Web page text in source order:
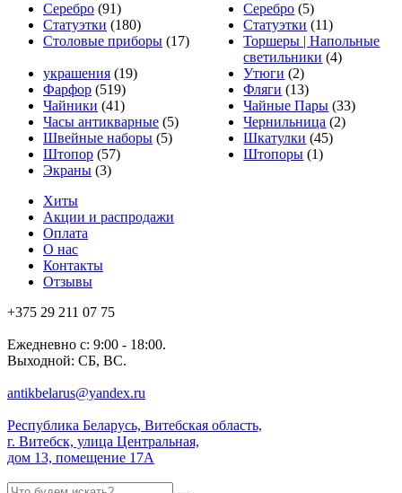
Серебро (91) Серебро (5)
Статуэтки (180) Статуэтки (11)
Столовые приборы (17)
Торшеры | Напольные
светильники (4)
украшения (19) Утюги (2)
Фарфор (519) Фляги (13)
Чайники (41) Чайные Пары (33)
Часы антикварные (5) Чернильница (2)
Швейные наборы (5) Шкатулки (45)
Штопор (57) Штопоры (1)
Экраны (3)
Хиты
Акции и распродажи
Оплата
О нас
Контакты
Отзывы
+375 29 211 07 75
Ежедневно с: 9:00 - 18:00.
Выходной: СБ, ВС.
antikbelarus@yandex.ru
Республика Беларусь, Витебская область,
г. Витебск, улица Центральная,
дом 13, помещение 17А